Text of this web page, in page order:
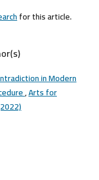
for this article.
in Modern
,Arts for